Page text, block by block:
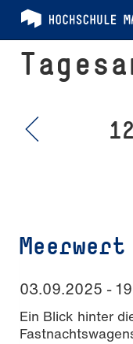
03.09.2025 -
Ein Blick hinter